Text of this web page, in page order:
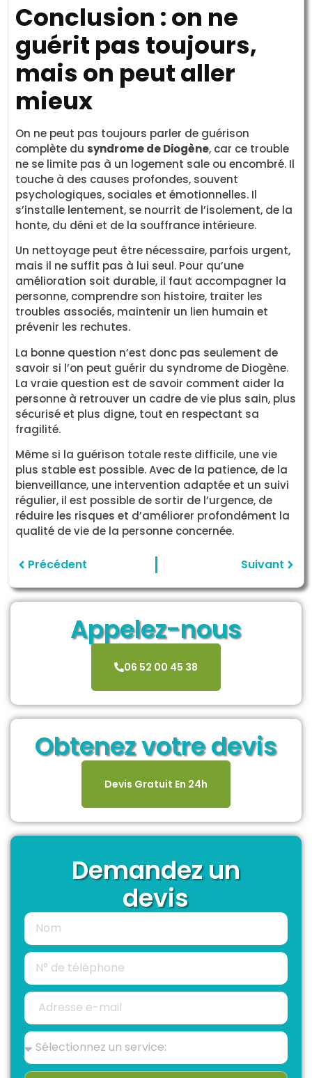
Appelez-nous
06 52 00 45 38
Obtenez votre devis
Devis Gratuit En 24h
Demandez un
devis
Conclusion : on ne
guérit pas toujours,
mais on peut aller
mieux
On ne peut pas toujours parler de guérison
complète du syndrome de Diogène, car ce trouble
ne se limite pas à un logement sale ou encombré. Il
touche à des causes profondes, souvent
psychologiques, sociales et émotionnelles. Il
s’installe lentement, se nourrit de l’isolement, de la
honte, du déni et de la souffrance intérieure.
Un nettoyage peut être nécessaire, parfois urgent,
mais il ne suffit pas à lui seul. Pour qu’une
amélioration soit durable, il faut accompagner la
personne, comprendre son histoire, traiter les
troubles associés, maintenir un lien humain et
prévenir les rechutes.
La bonne question n’est donc pas seulement de
savoir si l’on peut guérir du syndrome de Diogène.
La vraie question est de savoir comment aider la
personne à retrouver un cadre de vie plus sain, plus
sécurisé et plus digne, tout en respectant sa
fragilité.
Même si la guérison totale reste difficile, une vie
plus stable est possible. Avec de la patience, de la
bienveillance, une intervention adaptée et un suivi
régulier, il est possible de sortir de l’urgence, de
réduire les risques et d’améliorer profondément la
qualité de vie de la personne concernée.
Précédent Suivant